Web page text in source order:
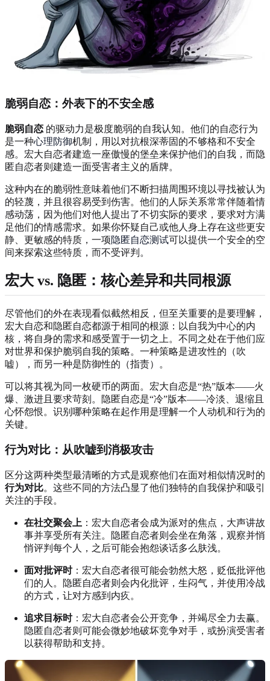
脆弱自恋：外表下的不安全感
脆弱自恋 的驱动力是极度脆弱的自我认知。他们的自恋行为
是一种心理防御机制，用以对抗根深蒂固的不够格和不安全
感。宏大自恋者建造一座傲慢的堡垒来保护他们的自我，而隐
匿自恋者则建造一面受害者主义的盾牌。
这种内在的脆弱性意味着他们不断扫描周围环境以寻找被认为
的轻蔑，并且很容易受到伤害。他们的人际关系常常伴随着情
感动荡，因为他们对他人提出了不切实际的要求，要求对方满
足他们的情感需求。如果你怀疑自己或他人身上存在这些更安
静、更敏感的特质，一项隐匿自恋测试可以提供一个安全的空
间来探索这些特质，而不受评判。
宏大 vs. 隐匿：核心差异和共同根源
尽管他们的外在表现看似截然相反，但至关重要的是要理解，
宏大自恋和隐匿自恋都源于相同的根源：以自我为中心的内
核，将自身的需求和感受置于一切之上。不同之处在于他们应
对世界和保护脆弱自我的策略。一种策略是进攻性的（吹
嘘），而另一种是防御性的（指责）。
可以将其视为同一枚硬币的两面。宏大自恋是“热”版本——火
爆、激进且要求苛刻。隐匿自恋是“冷”版本——冷淡、退缩且
心怀怨恨。识别哪种策略在起作用是理解一个人动机和行为的
关键。
行为对比：从吹嘘到消极攻击
区分这两种类型最清晰的方式是观察他们在面对相似情况时的
行为对比。这些不同的方法凸显了他们独特的自我保护和吸引
关注的手段。
在社交聚会上 ：宏大自恋者会成为派对的焦点，大声讲故
事并享受所有关注。隐匿自恋者则会坐在角落，观察并悄
悄评判每个人，之后可能会抱怨谈话多么肤浅。
面对批评时：宏大自恋者很可能会勃然大怒，贬低批评他
们的人。隐匿自恋者则会内化批评，生闷气，并使用冷战
的方式，让对方感到内疚。
追求目标时：宏大自恋者会公开竞争，并竭尽全力去赢。
隐匿自恋者则可能会微妙地破坏竞争对手，或扮演受害者
以获得帮助和支持。